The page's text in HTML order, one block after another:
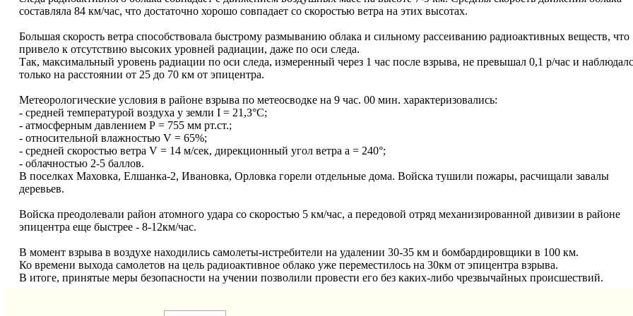
составляла 84 км/час, что достаточно хорошо совпадает со скоростью ветра на этих высотах.
Большая скорость ветра способствовала быстрому размыванию облака и сильному рассеиванию радиоактивных веществ, что
привело к отсутствию высоких уровней радиации, даже по оси следа.
Так, максимальный уровень радиации по оси следа, измеренный через 1 час после взрыва, не превышал 0,1 р/час и
только на расстоянии от 25 до 70 км от эпицентра.
Метеорологические условия в районе взрыва по метеосводке на 9 час. 00 мин. характеризовались:
- средней температурой воздуха у земли I = 21,3°С;
- атмосферным давлением Р = 755 мм рт.ст.;
- относительной влажностью V = 65%;
- средней скоростью ветра V = 14 м/сек, дирекционный угол ветра а = 240°;
- облачностью 2-5 баллов.
В поселках Маховка, Елшанка-2, Ивановка, Орловка горели отдельные дома. Войска тушили пожары, расчищали завалы
деревьев.
Войска преодолевали район атомного удара со скоростью 5 км/час, а передовой отряд механизированной дивизии в районе
эпицентра еще быстрее - 8-12км/час.
В момент взрыва в воздухе находились самолеты-истребители на удалении 30-35 км и бомбардировщики в 100 км.
Ко времени выхода самолетов на цель радиоактивное облако уже переместилось на 30км от эпицентра взрыва.
В итоге, принятые меры безопасности на учении позволили провести его без каких-либо чрезвычайных происшествий.